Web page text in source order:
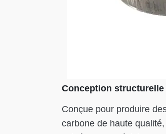
Conception
Conçue pour produire
carbone de haute